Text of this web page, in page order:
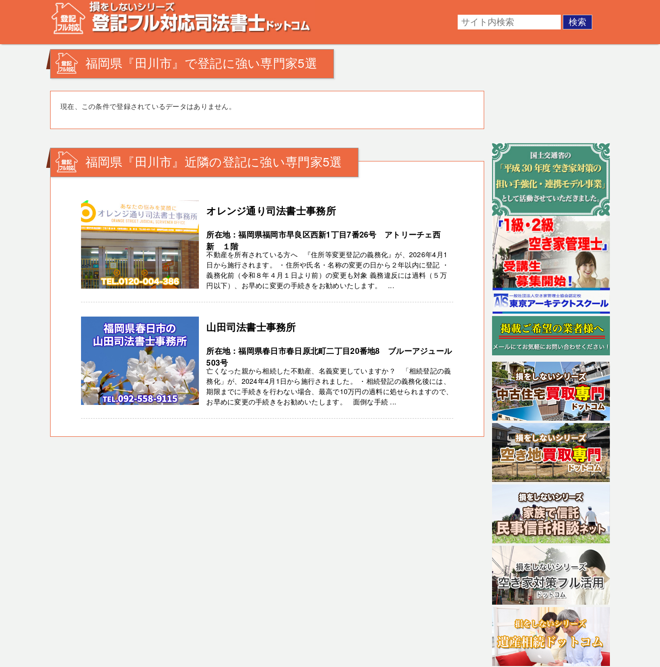
不動産登記の相談なら、登記フル対応司法書士ドットコム。田舎の空き家・空き地の対策でお悩みの方。相続登記・不動産の処分・遺産分割・成年後見。不動産の調査・測量・登記など。あなたの悩
みを司法書士・土地家屋調査士が解決致します！
福岡県『田川市』で登記に強い専門家5選
現在、この条件で登録されているデータはありません。
福岡県『田川市』近隣の登記に強い専門家5選
オレンジ通り司法書士事務所
所在地：福岡県福岡市早良区西新1丁目7番26号 アトリーチェ西
新 １階
不動産を所有されている方へ 『住所等変更登記の義務化』が、2026年4月1
日から施行されます。 ・住所や氏名・名称の変更の日から２年以内に登記 ・
義務化前（令和８年４月１日より前）の変更も対象 義務違反には過料（５万
円以下）、お早めに変更の手続きをお勧めいたします。 ...
山田司法書士事務所
所在地：福岡県春日市春日原北町二丁目20番地8 ブルーアジュール
503号
亡くなった親から相続した不動産、名義変更していますか？ 「相続登記の義
務化」が、2024年4月1日から施行されました。 ・相続登記の義務化後には、
期限までに手続きを行わない場合、最高で10万円の過料に処せられますので、
お早めに変更の手続きをお勧めいたします。 面倒な手続 ...